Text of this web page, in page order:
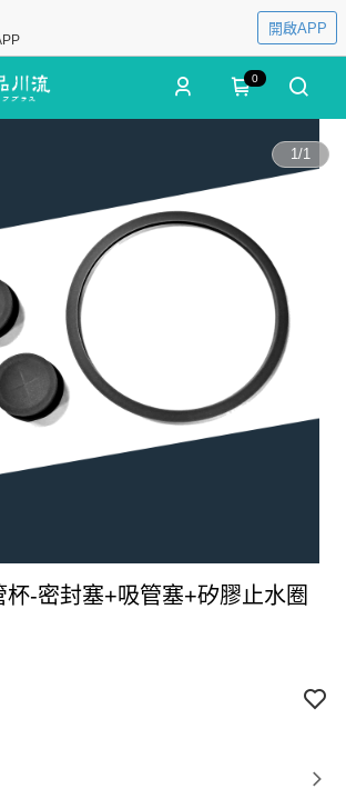
開啟APP
0
1/1
杯-密封塞+吸管塞+矽膠止水圈